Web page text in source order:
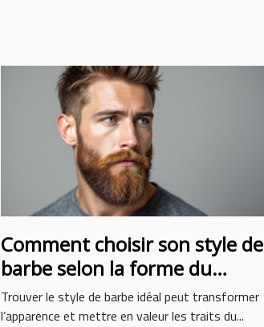
Comment choisir son style de
barbe selon la forme du
visage ?
Trouver le style de barbe idéal peut transformer
l’apparence et mettre en valeur les traits du...